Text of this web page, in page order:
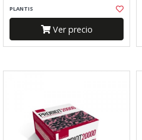
PLANTIS
Ver precio